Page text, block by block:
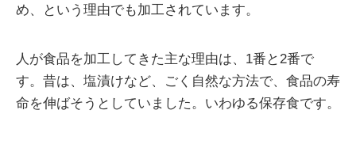
め、という理由でも加工されています。
人が食品を加工してきた主な理由は、1番と2番で
す。昔は、塩漬けなど、ごく自然な方法で、食品の寿
命を伸ばそうとしていました。いわゆる保存食です。